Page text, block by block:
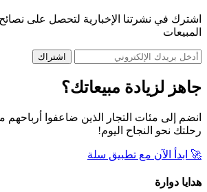
اشترك في نشرتنا الإخبارية لتحصل على
المبيعات
اشتراك
جاهز لزيادة مبيعاتك؟
انضم إلى مئات التجار الذين ضاعفوا أرباحهم مع
رحلتك نحو النجاح اليوم!
🚀 ابدأ الآن مع تطبيق سلة
هدايا دوارة